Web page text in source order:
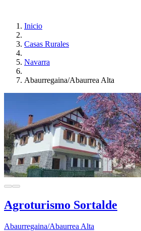
Inicio
Casas Rurales
Navarra
Abaurregaina/Abaurrea Alta
Agroturismo Sortalde
Abaurregaina/Abaurrea Alta